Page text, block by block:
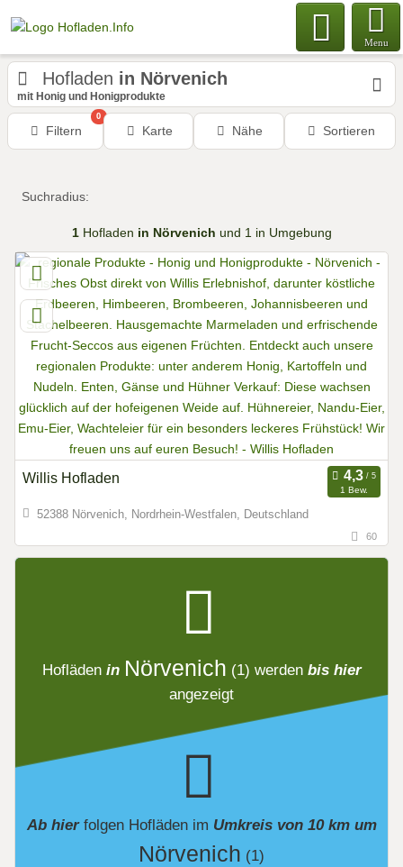
Menu
Hofladen in Nörvenich
mit Honig und Honigprodukte
Filtern
0
Karte Nähe Sortieren
Suchradius:
1Hofladen in Nörvenich und 1 in Umgebung
Willis Hofladen
1 Bew.
52388 Nörvenich, Nordrhein-Westfalen, Deutschland
60
Hofläden in Nörvenich (1) werden bis hier
angezeigt
Ab hier folgen Hoflädenim Umkreis von 10 km um
Nörvenich (1)